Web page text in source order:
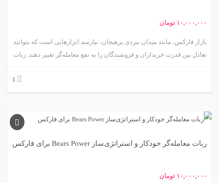
۱۰,۰۰۰,۰۰۰ تومان
بازار فارکس، مانند میدان نبردی پرهیجان، نیازمند ابزارهایی است که بتوانند
تعادل بین قدرت خریداران و فروشندگان را به نفع معامله‌گر تغییر دهند. ربات
پیشرفته از متااکسپرت، مانند یک جنگجوی هوشیار عمل می‌کند که با تحلیل
قدرت خریداران در بازار، فرصت‌های معاملاتی سودآور را شناسایی و اجرا
سنجش قدرت خریداران (Bulls) در برابر فروشندگان (Bears) تمرکز دارد و
به معامله‌گران کمک می‌کند تا روندهای صعودی را با دقت بالا تشخیص دهند.
این مقاله سفری علمی و کاربردی به دنیای این ربات است که ویژگی‌ها،
1
ربات معامله‌گر خودکار و استراتژی‌ساز Bears Power برای فارکس
۱۰,۰۰۰,۰۰۰ تومان